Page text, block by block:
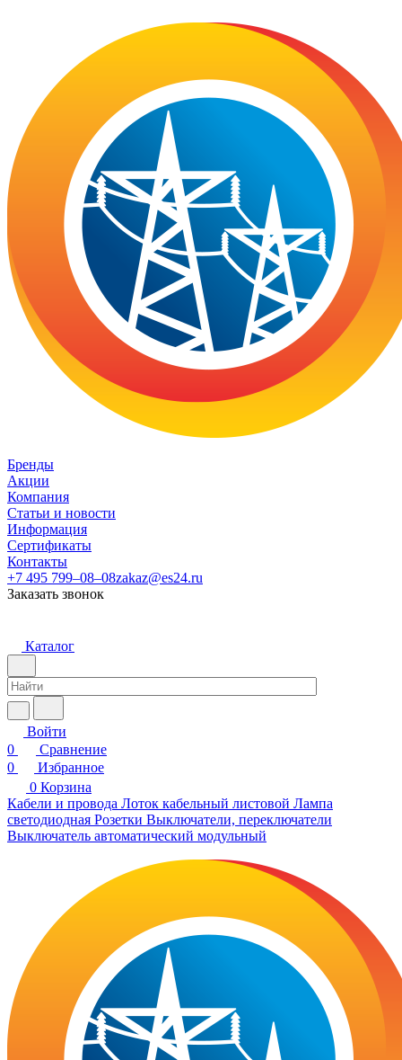
Бренды
Акции
Компания
Статьи и новости
Информация
Сертификаты
Контакты
+7 495 799–08–08zakaz@es24.ru
Заказать звонок
Каталог
Войти
0
Сравнение
0
Избранное
0 Корзина
Кабели и провода Лоток кабельный листовой Лампа
светодиодная Розетки Выключатели, переключатели
Выключатель автоматический модульный